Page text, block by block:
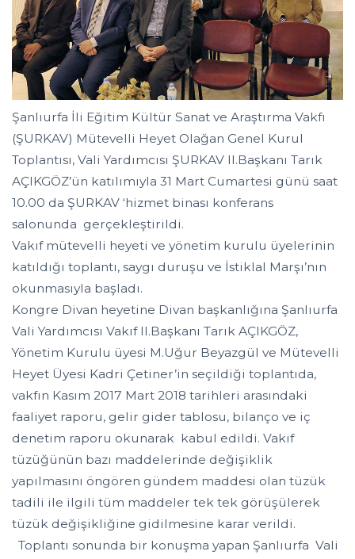
Şanlıurfa İli Eğitim Kültür Sanat ve Araştırma Vakfı
(ŞURKAV) Mütevelli Heyet Olağan Genel Kurul
Toplantısı, Vali Yardımcısı ŞURKAV II.Başkanı Tarık
AÇIKGÖZ’ün katılımıyla 31 Mart Cumartesi günü saat
10.00 da ŞURKAV ‘hizmet binası konferans
salonunda gerçekleştirildi.
Vakıf mütevelli heyeti ve yönetim kurulu üyelerinin
katıldığı toplantı, saygı duruşu ve İstiklal Marşı’nın
okunmasıyla başladı.
Kongre Divan heyetine Divan başkanlığına Şanlıurfa
Vali Yardımcısı Vakıf II.Başkanı Tarık AÇIKGÖZ,
Yönetim Kurulu üyesi M.Uğur Beyazgül ve Mütevelli
Heyet Üyesi Kadri Çetiner’in seçildiği toplantıda,
vakfın Kasım 2017 Mart 2018 tarihleri arasındaki
faaliyet raporu, gelir gider tablosu, bilanço ve iç
denetim raporu okunarak kabul edildi. Vakıf
tüzüğünün bazı maddelerinde değişiklik
yapılmasını öngören gündem maddesi olan tüzük
tadili ile ilgili tüm maddeler tek tek görüşülerek
tüzük değişikliğine gidilmesine karar verildi.
Toplantı sonunda bir konuşma yapan Şanlıurfa Vali